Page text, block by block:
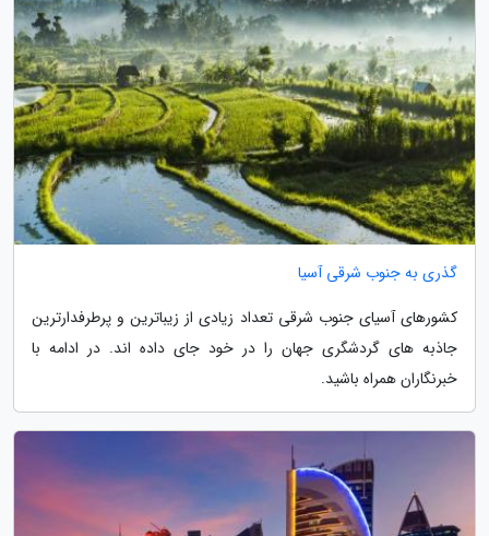
گذری به جنوب شرقی آسیا
کشورهای آسیای جنوب شرقی تعداد زیادی از زیباترین و پرطرفدارترین
جاذبه های گردشگری جهان را در خود جای داده اند. در ادامه با
خبرنگاران همراه باشید.